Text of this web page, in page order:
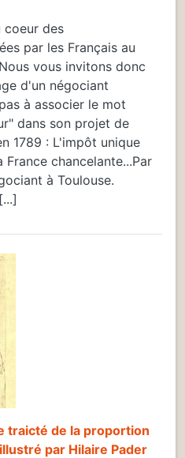
coeur des
par les Français au
vous invitons donc
d'un négociant
à associer le mot
dans son projet de
1789 : L'impôt unique
chancelante...Par
à Toulouse.
traicté de la proportion
par Hilaire Pader